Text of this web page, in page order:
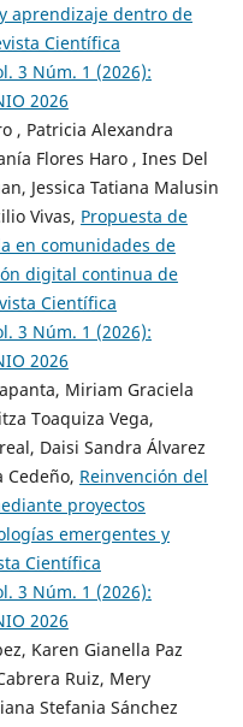
aprendizaje dentro de
Científica
3 Núm. 1 (2026):
2026
, Patricia Alexandra
Flores Haro , Ines Del
Jessica Tatiana Malusin
Vivas, Propuesta de
en comunidades de
digital continua de
Científica
3 Núm. 1 (2026):
2026
Miriam Graciela
Toaquiza Vega,
Daisi Sandra Álvarez
Cedeño, Reinvención del
proyectos
emergentes y
Científica
3 Núm. 1 (2026):
2026
Karen Gianella Paz
Ruiz, Mery
Stefania Sánchez